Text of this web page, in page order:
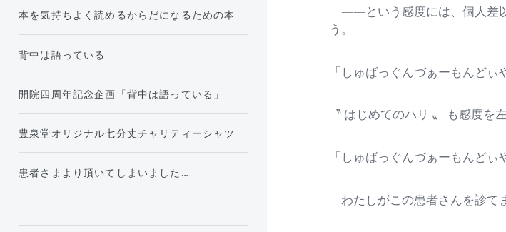
――という感度には、個人差
う。
「しゅばっぐんづぁーもんどぃ
〝 はじめてのハリ 〟 も感度を
「しゅばっぐんづぁーもんどぃ
わたしがこの患者さんを診て
本を気持ちよく読めるからだになるための本
背中は語っている
開院四周年記念企画「背中は語っている」
豊泉堂オリジナル七分丈チャリティーシャツ
患者さまより頂いてしまいました…